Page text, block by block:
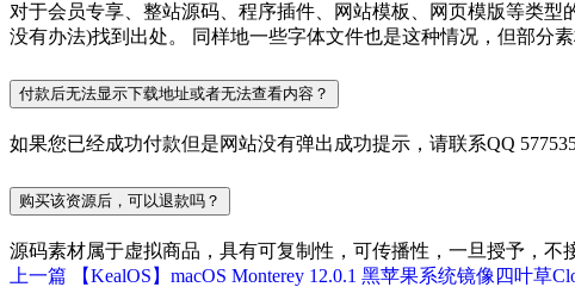
对于会员专享、整站源码、程序插件、网站模板、网页模版等类
没有办法)找到出处。 同样地一些字体文件也是这种情况，但部分
付款后无法显示下载地址或者无法查看内容？
如果您已经成功付款但是网站没有弹出成功提示，请联系QQ
购买该资源后，可以退款吗？
源码素材属于虚拟商品，具有可复制性，可传播性，一旦授予，
上一篇
【KealOS】macOS Monterey 12.0.1 黑苹果系统镜像四叶草